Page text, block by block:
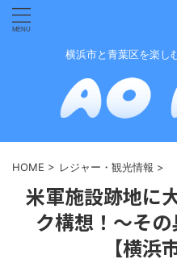
横浜市と青葉区を楽し
HOME > レジャー・観光情報 >
米軍施設跡地に
ク構想！〜そ
【横浜